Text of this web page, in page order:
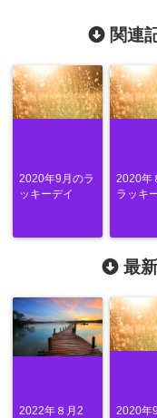
関連
2020年9月のラ
ッキーデイ
2020年
ラッキ
最
2022年８月2
2020年